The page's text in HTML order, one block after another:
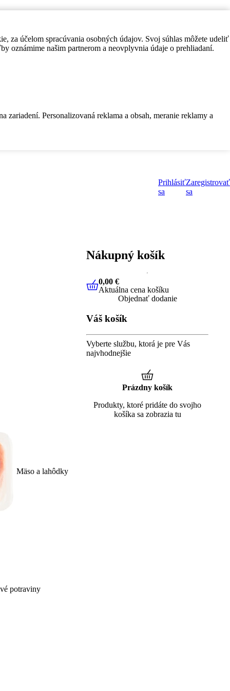
za účelom spracúvania osobných údajov. Svoj súhlas môžete udeliť
oznámime našim partnerom a neovplyvnia údaje o prehliadaní.
Personalizovaná reklama a obsah, meranie reklamy a
Prihlásiť
sa
Zaregistrovať
sa
Mäso a lahôdky
potraviny
Nákupný košík
0,00 €Aktuálna cena košíku
0,00 €
Aktuálna cena košíku
Objednať dodanie
Váš košík
Vyberte službu, ktorá je pre Vás
najvhodnejšie
Prázdny košík
Produkty, ktoré pridáte do svojho
košíka sa zobrazia tu